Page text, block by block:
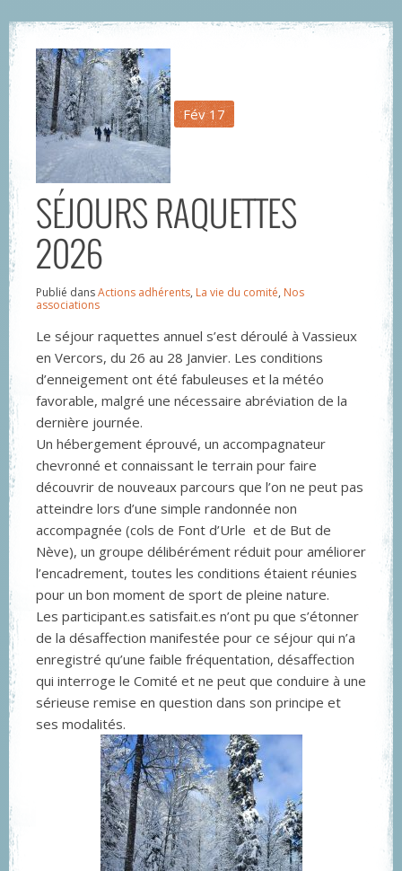
Fév 17
SÉJOURS RAQUETTES
2026
Publié dansActions adhérents, La vie du comité, Nos
associations
Le séjour raquettes annuel s’est déroulé à Vassieux
en Vercors, du 26 au 28 Janvier. Les conditions
d’enneigement ont été fabuleuses et la météo
favorable, malgré une nécessaire abréviation de la
dernière journée.
Un hébergement éprouvé, un accompagnateur
chevronné et connaissant le terrain pour faire
découvrir de nouveaux parcours que l’on ne peut pas
atteindre lors d’une simple randonnée non
accompagnée (cols de Font d’Urle et de But de
Nève), un groupe délibérément réduit pour améliorer
l’encadrement, toutes les conditions étaient réunies
pour un bon moment de sport de pleine nature.
Les participant.es satisfait.es n’ont pu que s’étonner
de la désaffection manifestée pour ce séjour qui n’a
enregistré qu’une faible fréquentation, désaffection
qui interroge le Comité et ne peut que conduire à une
sérieuse remise en question dans son principe et
ses modalités.